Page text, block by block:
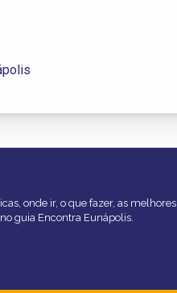
onde ir, o que fazer, as melhores
guia Encontra Eunápolis.